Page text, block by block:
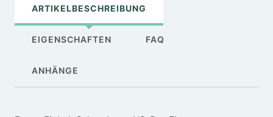
ARTIKELBESCHREIBUNG
EIGENSCHAFTEN FAQ
ANHÄNGE